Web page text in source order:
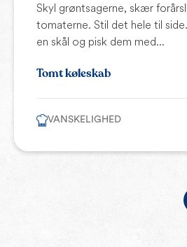
Skyl grøntsagerne, skær
tomaterne. Stil det hele til
en skål og pisk dem med...
Tomt køleskab
VANSKELIGHED